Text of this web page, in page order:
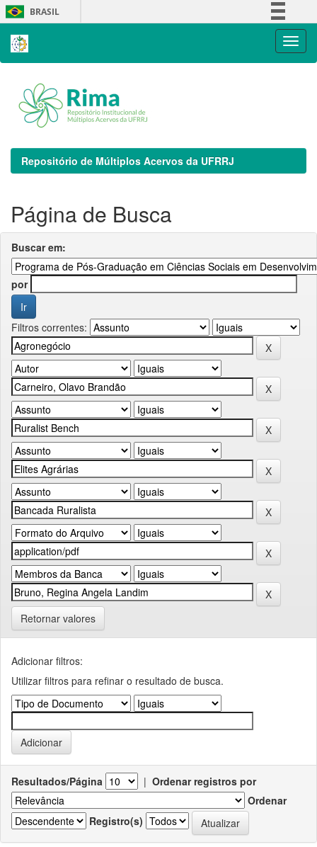
Skip
navigation
BRASIL
Repositório de Múltiplos Acervos da UFRRJ
Página de Busca
Buscar em:
por
Filtros correntes:
Retornar valores
Adicionar filtros:
Utilizar filtros para refinar o resultado de busca.
Resultados/Página | Ordenar registros por
Ordenar
Registro(s)